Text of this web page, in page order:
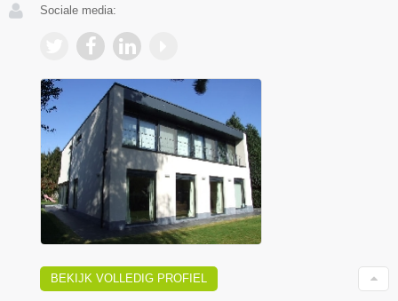
Sociale media:
BEKIJK VOLLEDIG PROFIEL